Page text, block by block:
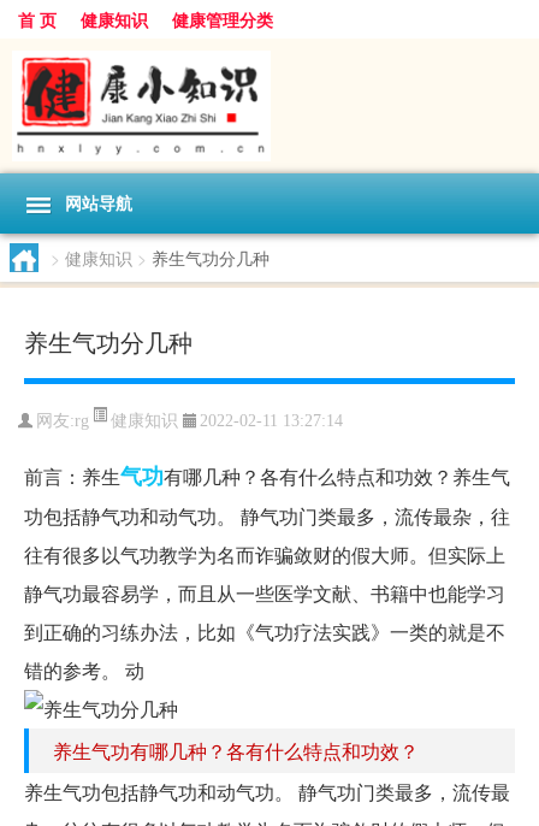
首 页 健康知识 健康管理分类
网站导航
> 健康知识 > 养生气功分几种
养生气功分几种
网友:rg 健康知识 2022-02-11 13:27:14
前言：养生气功有哪几种？各有什么特点和功效？养生气
功包括静气功和动气功。 静气功门类最多，流传最杂，往
往有很多以气功教学为名而诈骗敛财的假大师。但实际上
静气功最容易学，而且从一些医学文献、书籍中也能学习
到正确的习练办法，比如《气功疗法实践》一类的就是不
错的参考。 动
养生气功有哪几种？各有什么特点和功效？
养生气功包括静气功和动气功。 静气功门类最多，流传最